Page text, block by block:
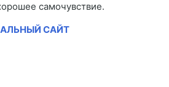
самочувствие.
САЙТ